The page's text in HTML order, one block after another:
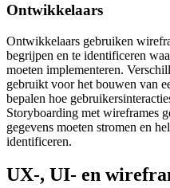
Ontwikkelaars
Ontwikkelaars gebruiken
begrijpen en te identificeren
moeten implementeren.
gebruikt voor het bouwen van
bepalen hoe
Storyboarding met wireframes
gegevens moeten stromen en
identificeren.
UX-, UI- en